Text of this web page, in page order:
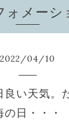
ォメーシ
2022/04/10
良い天気。
の日・・・